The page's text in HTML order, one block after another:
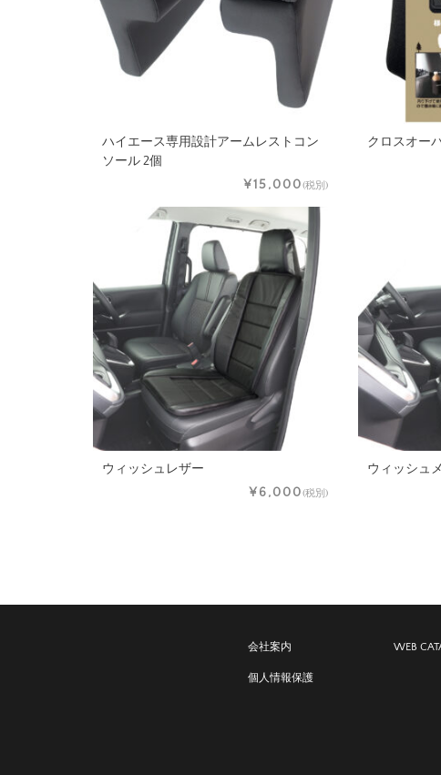
ハイエース専用設計アームレストコン
ソール 2個
¥15,000(税別)
クロスオー
ウィッシュレザー
¥6,000(税別)
ウィッシュ
会社案内 WEB
個人情報保護